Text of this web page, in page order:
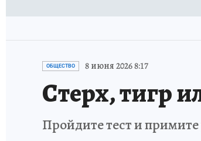
ОБЩЕСТВО 8 июня 2026 8:17
Стерх, тигр
Пройдите тест и